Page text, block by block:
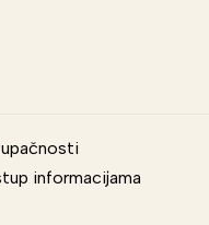
informacijama